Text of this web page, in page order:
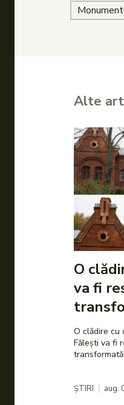
Alte
O
va fi
O clădire cu
Fălești va fi
ȘTIRI aug.